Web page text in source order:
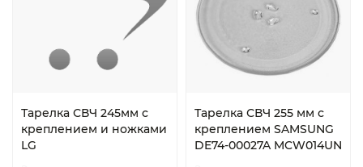
Тарелка СВЧ 245мм с
креплением и ножками
LG
Тарелка СВЧ 255 мм с
креплением SAMSUNG
DE74-00027A MCW014UN